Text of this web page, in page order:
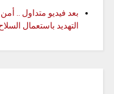
بعد فيديو متداول ..
التهديد باستعمال